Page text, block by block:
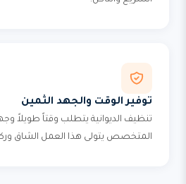
توفير الوقت والجهد الثمين
تنظيف الديوانية يتطلب وقتاً طويلاً
المتخصص يتولى هذا العمل الشاق